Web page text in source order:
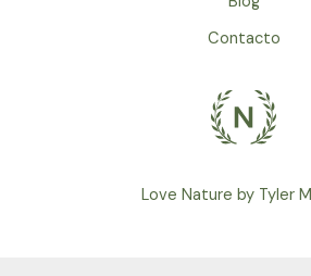
Contacto
Love Nature by Tyler